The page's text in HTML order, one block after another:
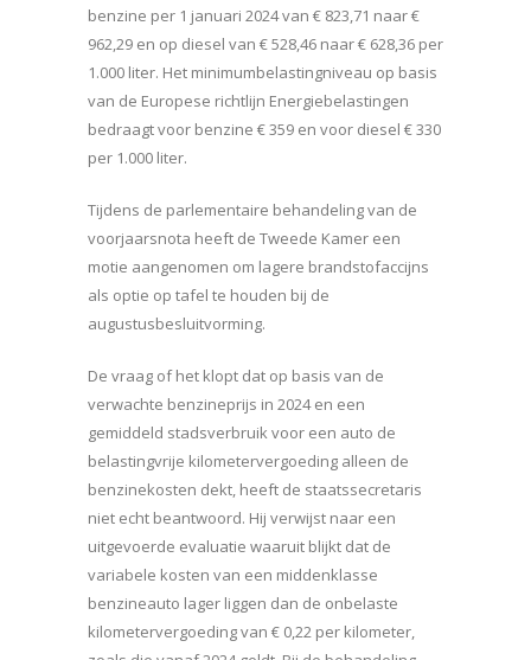
benzine per 1 januari 2024 van € 823,71 naar €
962,29 en op diesel van € 528,46 naar € 628,36 per
1.000 liter. Het minimumbelastingniveau op basis
van de Europese richtlijn Energiebelastingen
bedraagt voor benzine € 359 en voor diesel € 330
per 1.000 liter.
Tijdens de parlementaire behandeling van de
voorjaarsnota heeft de Tweede Kamer een
motie aangenomen om lagere brandstofaccijns
als optie op tafel te houden bij de
augustusbesluitvorming.
De vraag of het klopt dat op basis van de
verwachte benzineprijs in 2024 en een
gemiddeld stadsverbruik voor een auto de
belastingvrije kilometervergoeding alleen de
benzinekosten dekt, heeft de staatssecretaris
niet echt beantwoord. Hij verwijst naar een
uitgevoerde evaluatie waaruit blijkt dat de
variabele kosten van een middenklasse
benzineauto lager liggen dan de onbelaste
kilometervergoeding van € 0,22 per kilometer,